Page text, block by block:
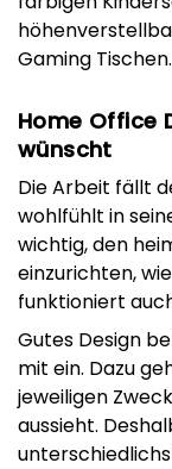
Gaming Tischen.
Home Office
wünscht
Die Arbeit fällt
wohlfühlt in
wichtig, den
einzurichten,
funktioniert
Gutes Design
mit ein. Dazu
jeweiligen
aussieht.